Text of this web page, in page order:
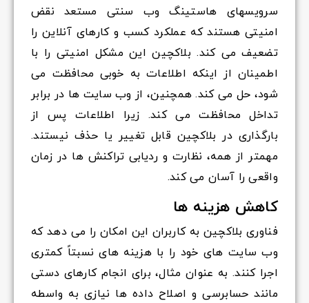
سرویسهای هاستینگ وب سنتی مستعد نقض
امنیتی هستند که عملکرد کسب و کارهای آنلاین را
تضعیف می کند. بلاکچین این مشکل امنیتی را با
اطمینان از اینکه اطلاعات به خوبی محافظت می
شود، حل می کند. همچنین، از وب سایت ها در برابر
تداخل محافظت می کند. زیرا اطلاعات پس از
بارگذاری در بلاکچین قابل تغییر یا حذف نیستند.
مهمتر از همه، نظارت و ردیابی تراکنش ها در زمان
واقعی را آسان می کند.
کاهش هزینه ها
فناوری بلاکچین به کاربران این امکان را می دهد که
وب سایت های خود را با هزینه های نسبتاً کمتری
اجرا کنند. به عنوان مثال، برای انجام کارهای دستی
مانند حسابرسی و اصلاح داده ها نیازی به واسطه